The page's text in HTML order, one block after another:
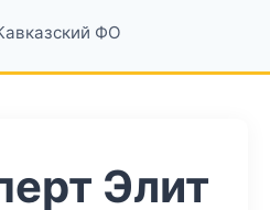
ФО
Элит